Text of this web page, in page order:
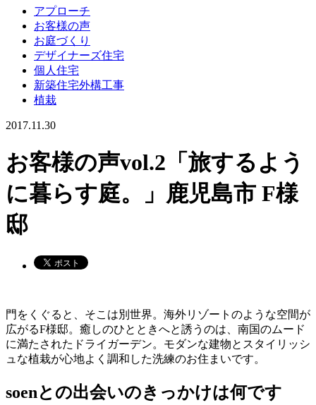
アプローチ
お客様の声
お庭づくり
デザイナーズ住宅
個人住宅
新築住宅外構工事
植栽
2017.11.30
お客様の声vol.2「旅するよう
に暮らす庭。」鹿児島市 F様
邸
門をくぐると、そこは別世界。海外リゾートのような空間が
広がるF様邸。癒しのひとときへと誘うのは、南国のムード
に満たされたドライガーデン。モダンな建物とスタイリッシ
ュな植栽が心地よく調和した洗練のお住まいです。
soenとの出会いのきっかけは何です